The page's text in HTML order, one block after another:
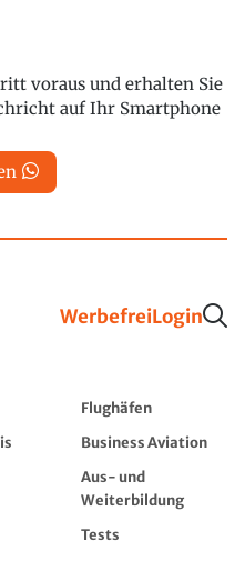
voraus und erhalten Sie
auf Ihr Smartphone
WerbefreiLogin
Flughäfen
Business Aviation
Aus- und
Weiterbildung
Tests